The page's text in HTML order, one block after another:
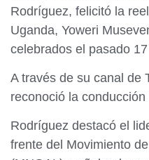
Rodríguez, felicitó la
Uganda, Yoweri
celebrados el pasado
A través de su canal de
reconoció la
Rodríguez destacó el
frente del Movimiento